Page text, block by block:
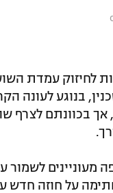
לחיזוק עמדת
בנוגע לעונה
בכוונתם לצרף
מעוניינים לשמור
על חוזה חדש